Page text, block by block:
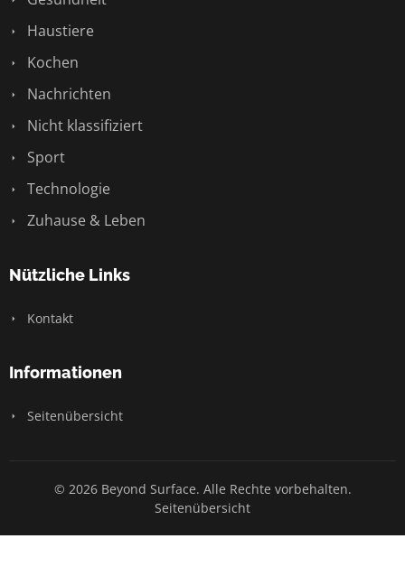
Haustiere
Kochen
Nachrichten
Nicht klassifiziert
Sport
Technologie
Zuhause & Leben
Nützliche Links
Kontakt
Informationen
Seitenübersicht
© 2026 Beyond Surface. Alle Rechte vorbehalten.
Seitenübersicht